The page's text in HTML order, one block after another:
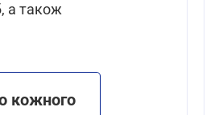
а також
кожного